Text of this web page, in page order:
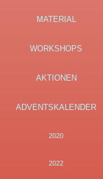
MATERIAL
WORKSHOPS
AKTIONEN
ADVENTSKALENDER
2020
2022